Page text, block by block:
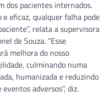
dos pacientes internados.
e eficaz, qualquer falha pode
relata a supervisora
de Souza. “Esse
melhora do nosso
culminando numa
humanizada e reduzindo
adversos”, diz.